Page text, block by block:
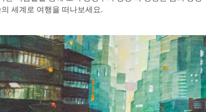
세계로 여행을 떠나보세요.